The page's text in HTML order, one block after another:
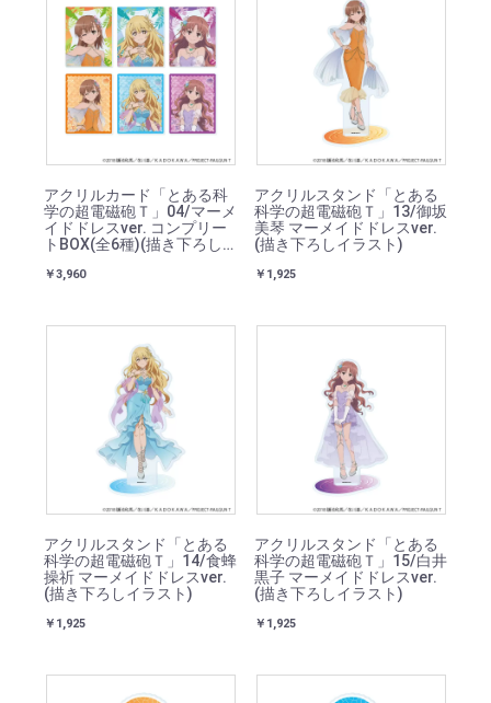
アクリルカード「とある科
学の超電磁砲Ｔ」04/マーメ
イドドレスver. コンプリー
トBOX(全6種)(描き下ろし
￥3,960
アクリルスタンド「とある
科学の超電磁砲Ｔ」13/御坂
美琴 マーメイドドレスver.
(描き下ろしイラスト)
￥1,925
アクリルスタンド「とある
科学の超電磁砲Ｔ」14/食蜂
操祈 マーメイドドレスver.
(描き下ろしイラスト)
￥1,925
アクリルスタンド「とある
科学の超電磁砲Ｔ」15/白井
黒子 マーメイドドレスver.
(描き下ろしイラスト)
￥1,925